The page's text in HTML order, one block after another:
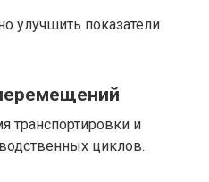
улучшить показатели
транспортировки и
циклов.